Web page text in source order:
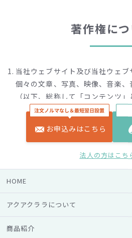
著作権に
当社ウェブサイト及び当社ウェ
個々の文章、写真、映像、音楽
（以下、総称して「コンテンツ
作権は、当社または原著作者その
個人的な利用を目的として印字
著作権法により認められる場合を
社、原著作者またはその他の権
く、複製、公衆送信、改変、切
への転載等する行為は著作権法に
で、事前に当社にご連絡の上、
願いいたします。なお、肖像、第
含まれている場合、当社が不適
お申込みはこちら
法人の方はこ
HOME
アクアクララについて
商品紹介